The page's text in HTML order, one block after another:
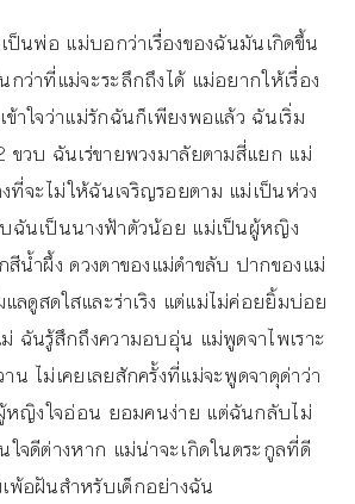
ป็นพ่อ แม่บอกว่าเรื่องของฉันมันเกิดขึ้น
ว่าที่แม่จะระลึกถึงได้ แม่อยากให้เรื่อง
าใจว่าแม่รักฉันก็เพียงพอแล้ว ฉันเริ่ม
ขวบ ฉันเร่ขายพวงมาลัยตามสี่แยก แม่
จะไม่ให้ฉันเจริญรอยตาม แม่เป็นห่วง
ฉันเป็นนางฟ้าตัวน้อย แม่เป็นผู้หญิง
น้ำผึ้ง ดวงตาของแม่ดำขลับ ปากของแม่
แลดูสดใสและร่าเริง แต่แม่ไม่ค่อยยิ้มบ่อย
ฉันรู้สึกถึงความอบอุ่น แม่พูดจาไพเราะ
ไม่เคยเลยสักครั้งที่แม่จะพูดจาดุด่าว่า
หญิงใจอ่อน ยอมคนง่าย แต่ฉันกลับไม่
จดีต่างหาก แม่น่าจะเกิดในตระกูลที่ดี
พ้อฝันสำหรับเด็กอย่างฉัน